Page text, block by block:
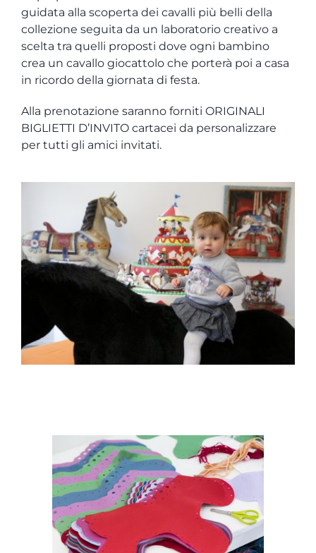
guidata alla scoperta dei cavalli più belli della
collezione seguita da un laboratorio creativo a
scelta tra quelli proposti dove ogni bambino
crea un cavallo giocattolo che porterà poi a casa
in ricordo della giornata di festa.
Alla prenotazione saranno forniti ORIGINALI
BIGLIETTI D’INVITO cartacei da personalizzare
per tutti gli amici invitati.